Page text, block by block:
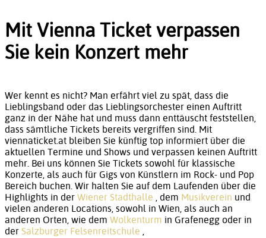
Mit Vienna Ticket verpassen
Sie kein Konzert mehr
Wer kennt es nicht? Man erfährt viel zu spät, dass die
Lieblingsband oder das Lieblingsorchester einen Auftritt
ganz in der Nähe hat und muss dann enttäuscht feststellen,
dass sämtliche Tickets bereits vergriffen sind. Mit
viennaticket.at bleiben Sie künftig top informiert über die
aktuellen Termine und Shows und verpassen keinen Auftritt
mehr. Bei uns können Sie Tickets sowohl für klassische
Konzerte, als auch für Gigs von Künstlern im Rock- und Pop
Bereich buchen. Wir halten Sie auf dem Laufenden über die
Highlights in der Wiener Stadthalle , dem Musikverein und
vielen anderen Locations, sowohl in Wien, als auch an
anderen Orten, wie dem Wolkenturm in Grafenegg oder in
der Salzburger Felsenreitschule ,